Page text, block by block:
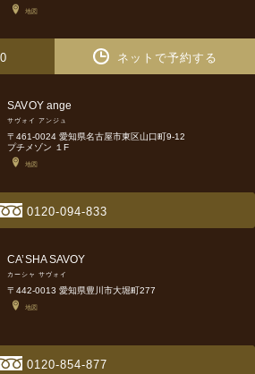
地図
ネットで予約する
SAVOY ange
サヴォイ アンジュ
〒461-0024 愛知県名古屋市東区山口町9-12
プチメゾン １F
地図
0120-094-833
CA’SHA SAVOY
カーシャ サヴォイ
〒442-0013 愛知県豊川市大堀町277
地図
0120-854-877